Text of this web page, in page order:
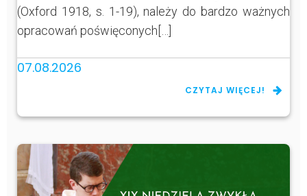
(Oxford 1918, s. 1-19), należy do bardzo ważnych
opracowań poświęconych[…]
07.08.2026
CZYTAJ WIĘCEJ!